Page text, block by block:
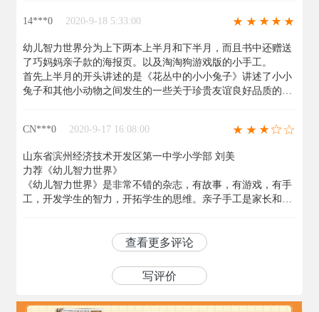
14***0
2020-9-18 5:33:00
幼儿智力世界分为上下两本上半月和下半月，而且书中还赠送
了巧妈妈亲子款的海报页。以及淘淘狗游戏版的小手工。
首先上半月的开头讲述的是《花丛中的小小兔子》讲述了小小
兔子和其他小动物之间发生的一些关于珍贵友谊良好品质的故
而且还有了成语小剧场的栏目，是孩子在学习的过程中学习一
使成语变得不再枯燥。书中还介绍了几种字体的写法，并介绍
了虎字是怎样来的，还带了关于虎字的卡片。并且书中通过一
个个的小故事告诉我们小朋友生活中一些好的习惯和一些珍贵
的友谊。一些简笔画也是不可缺少的，让宝宝在学习知识的同
下半月就着重向小孩子们介绍生活的一些小常识。比如关于大
己做面具涂颜色和剪下来做手工。还有一些做试验的内容。把
让孩子通过阅读了解整个世界。而且这套杂志纸张厚重印刷精
CN***0 2020-9-17 16:08:00
山东省滨州经济技术开发区第一中学小学部 刘美
力荐《幼儿智力世界》
《幼儿智力世界》是非常不错的杂志，有故事，有游戏，有手
工，开发学生的智力，开拓学生的思维。亲子手工是家长和孩
孩子读童话，并且知道童话深层含义是什么，让阅读更有目的
查看更多评论
写评价